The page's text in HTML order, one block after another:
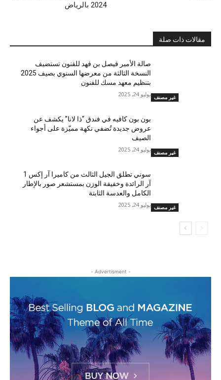
2024 بالرياض
مقالات ذات صلة
غير مصنف
صالة الأمير فيصل بن فهد للفنون تستضيف
النسخة الثالثة من معرضها السنوي بصيف 2025
بتنظيم معهد مسك للفنون
يوليو 24, 2025
غير مصنف
بون بون كافيه في فندق “ذا لانا” يكشف عن
عروض جديدة تُضفي نكهة مميّزة على أجواء
الصيف
يوليو 24, 2025
غير مصنف
سوني تطلق الجيل الثالث من كاميرا آر إكس 1
آر الرائدة وخفيفة الوزن بمستشعر صور بالإطار
الكامل والعدسة الثابتة
يوليو 24, 2025
- Advertisment -